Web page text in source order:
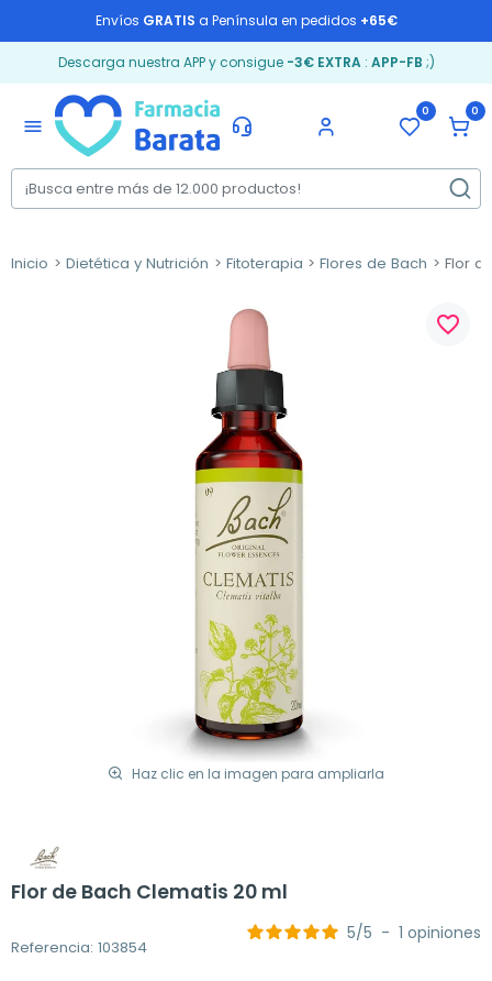
Envíos GRATIS a Península en pedidos +65€
Descarga nuestra APP y consigue -3€ EXTRA: APP-FB ;)
menu
0 0
Inicio Dietética y Nutrición Fitoterapia Flores de Bach Flor
Haz clic en la imagen para ampliarla
favorite_border
Flor de Bach Clematis 20 ml
Referencia: 103854
5/5 - 1 opiniones